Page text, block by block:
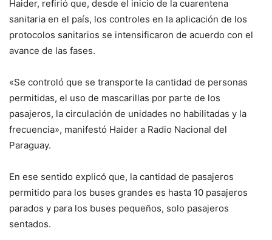
Haider, refirió que, desde el inicio de la cuarentena
sanitaria en el país, los controles en la aplicación de los
protocolos sanitarios se intensificaron de acuerdo con el
avance de las fases.
«Se controló que se transporte la cantidad de personas
permitidas, el uso de mascarillas por parte de los
pasajeros, la circulación de unidades no habilitadas y la
frecuencia», manifestó Haider a Radio Nacional del
Paraguay.
En ese sentido explicó que, la cantidad de pasajeros
permitido para los buses grandes es hasta 10 pasajeros
parados y para los buses pequeños, solo pasajeros
sentados.